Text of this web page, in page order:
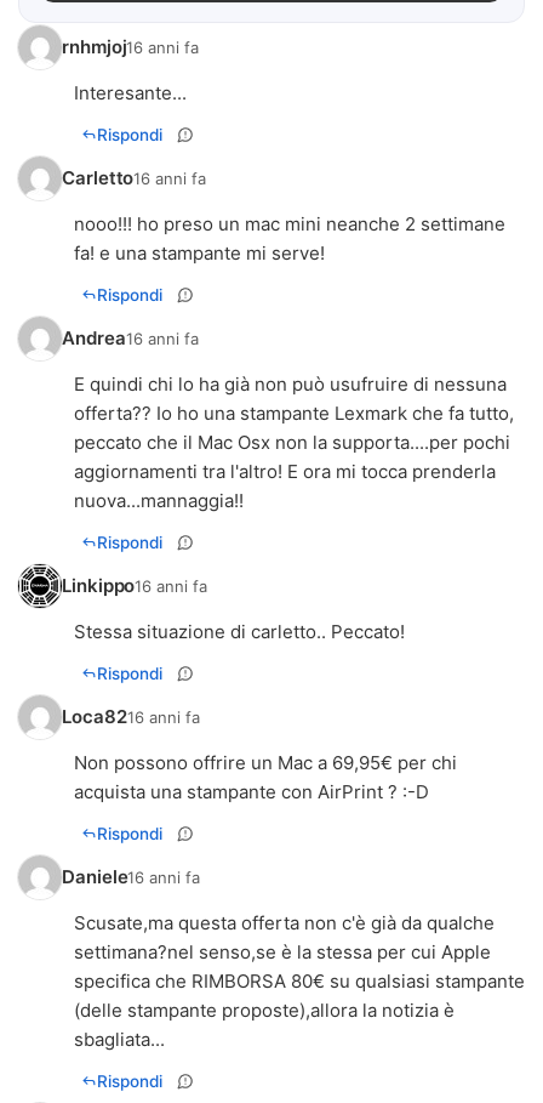
rnhmjoj16 anni fa
Interesante...
Rispondi
Carletto16 anni fa
nooo!!! ho preso un mac mini neanche 2 settimane
fa! e una stampante mi serve!
Rispondi
Andrea16 anni fa
E quindi chi lo ha già non può usufruire di nessuna
offerta?? Io ho una stampante Lexmark che fa tutto,
peccato che il Mac Osx non la supporta....per pochi
aggiornamenti tra l'altro! E ora mi tocca prenderla
nuova...mannaggia!!
Rispondi
Linkippo16 anni fa
Stessa situazione di carletto.. Peccato!
Rispondi
Loca8216 anni fa
Non possono offrire un Mac a 69,95€ per chi
acquista una stampante con AirPrint ? :-D
Rispondi
Daniele16 anni fa
Scusate,ma questa offerta non c'è già da qualche
settimana?nel senso,se è la stessa per cui Apple
specifica che RIMBORSA 80€ su qualsiasi stampante
(delle stampante proposte),allora la notizia è
sbagliata...
Rispondi